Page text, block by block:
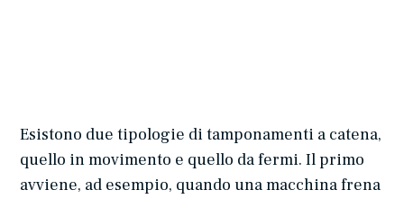
Esistono due tipologie di tamponamenti a catena,
quello in movimento e quello da fermi. Il primo
avviene, ad esempio, quando una macchina frena